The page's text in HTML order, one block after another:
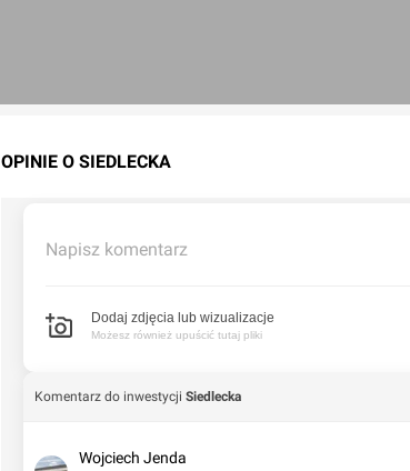
OPINIE O SIEDLECKA
Napisz komentarz
Dodaj zdjęcia lub wizualizacje
Możesz również upuścić tutaj pliki
Komentarz do inwestycji Siedlecka
Wojciech Jenda